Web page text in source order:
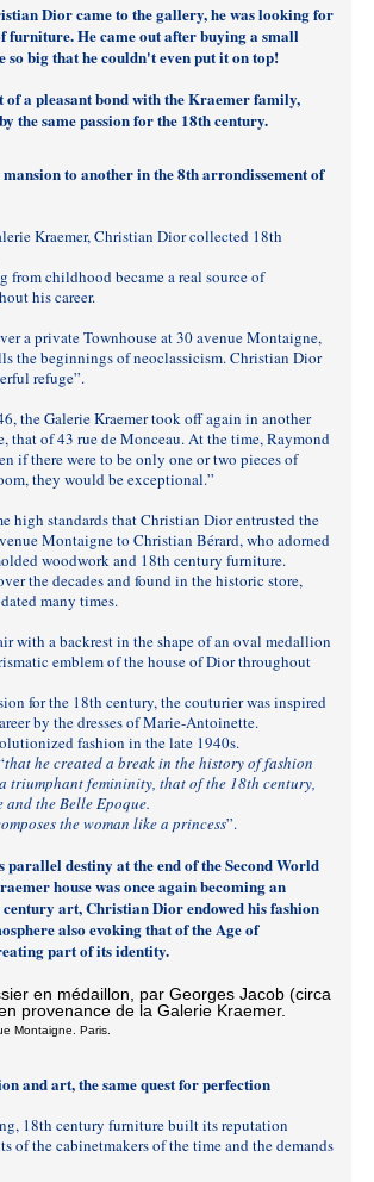
Dior came to the gallery, he was looking for
furniture. He came out after buying a small
so big that he couldn't even put it on top!
of a pleasant bond with the Kraemer family,
the same passion for the 18th century.
to another in the 8th arrondissement of
Kraemer, Christian Dior collected 18th
from childhood became a real source of
his career.
a private Townhouse at 30 avenue Montaigne,
the beginnings of neoclassicism. Christian Dior
refuge”.
the Galerie Kraemer took off again in another
that of 43 rue de Monceau. At the time, Raymond
if there were to be only one or two pieces of
they would be exceptional.”
high standards that Christian Dior entrusted the
Montaigne to Christian Bérard, who adorned
woodwork and 18th century furniture.
the decades and found in the historic store,
many times.
with a backrest in the shape of an oval medallion
emblem of the house of Dior throughout
for the 18th century, the couturier was inspired
by the dresses of Marie-Antoinette.
fashion in the late 1940s.
that he created a break in the history of fashion
triumphant femininity, that of the 18th century,
and the Belle Epoque.
the woman like a princess”.
parallel destiny at the end of the Second World
house was once again becoming an
art, Christian Dior endowed his fashion
also evoking that of the Age of
part of its identity.
Montaigne. Paris.
and art, the same quest for perfection
18th century furniture built its reputation
of the cabinetmakers of the time and the demands